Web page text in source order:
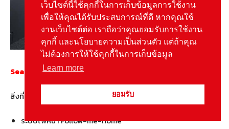
Sealion 6 Plug-in Hybrid Premium 1,039,900 บาท
สิ่งที่เพิ่มมาจากรุ่น Dynamic +100,000 บาท
ระบบไฟหน้า Follow-me-home
เว็บไซต์นี้ใช้คุกกี้ในการเก็บข้อมูลการใช้งาน
เพื่อให้คุณได้รับประสบการณ์ที่ดี หากคุณใช้
งานเว็บไซต์ต่อ เราถือว่าคุณยอมรับการใช้งาน
คุกกี้ และนโยบายความเป็นส่วนตัว แต่ถ้าคุณ
ไม่ต้องการให้ใช้คุกกี้ในการเก็บข้อมูล
Learn more
ยอมรับ